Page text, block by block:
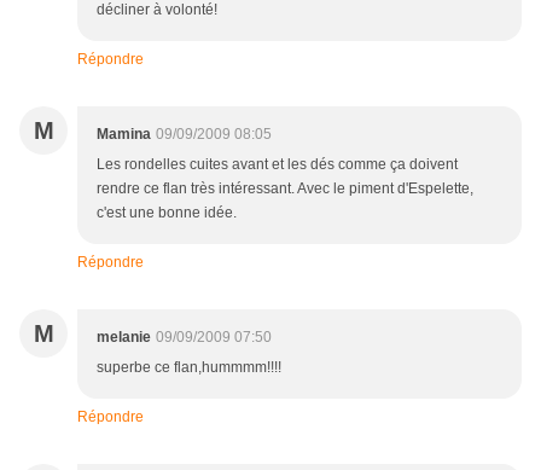
décliner à volonté!
Répondre
M Mamina 09/09/2009 08:05
Les rondelles cuites avant et les dés comme ça doivent
rendre ce flan très intéressant. Avec le piment d'Espelette,
c'est une bonne idée.
Répondre
M melanie 09/09/2009 07:50
superbe ce flan,hummmm!!!!
Répondre